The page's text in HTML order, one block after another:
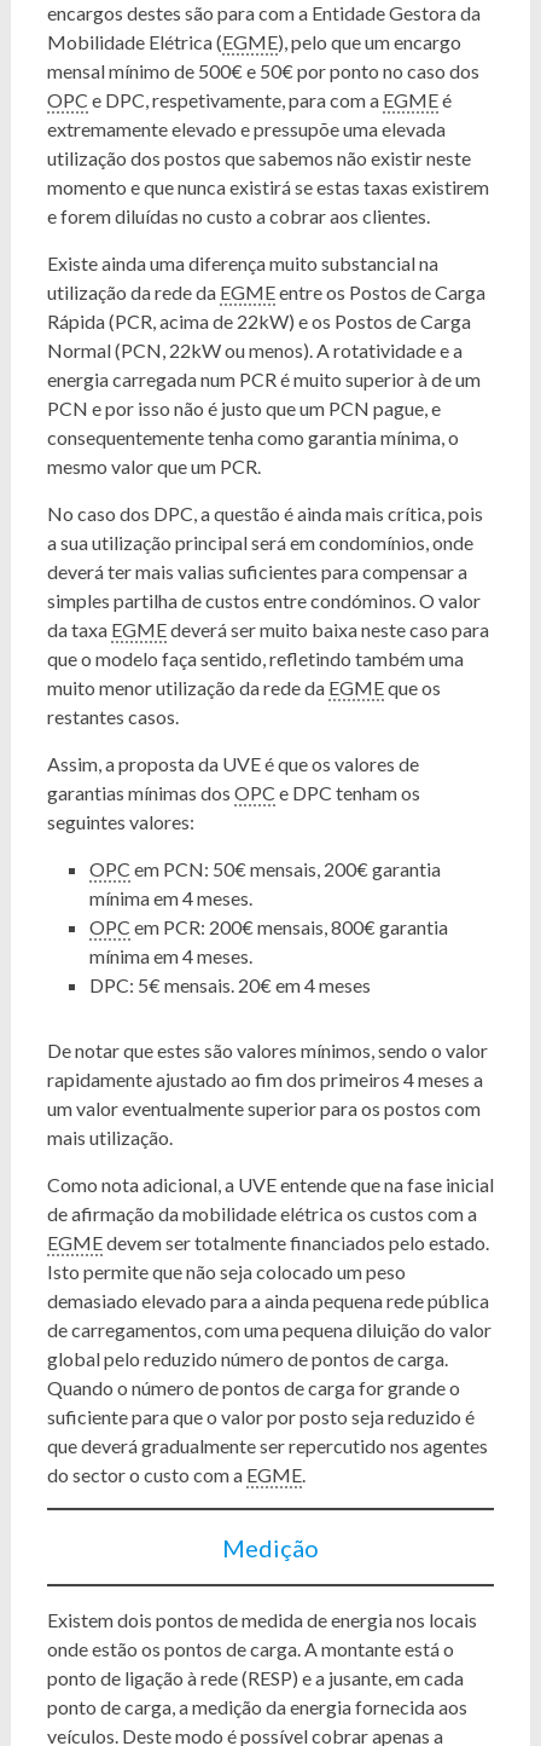
encargos destes são para com a Entidade Gestora da
Mobilidade Elétrica (EGME), pelo que um encargo
mensal mínimo de 500€ e 50€ por ponto no caso dos
OPC e DPC, respetivamente, para com a EGMEé
extremamente elevado e pressupõe uma elevada
utilização dos postos que sabemos não existir neste
momento e que nunca existirá se estas taxas existirem
e forem diluídas no custo a cobrar aos clientes.
Existe ainda uma diferença muito substancial na
utilização da rede da EGMEentre os Postos de Carga
Rápida (PCR, acima de 22kW) e os Postos de Carga
Normal (PCN, 22kW ou menos). A rotatividade e a
energia carregada num PCR é muito superior à de um
PCN e por isso não é justo que um PCN pague, e
consequentemente tenha como garantia mínima, o
mesmo valor que um PCR.
No caso dos DPC, a questão é ainda mais crítica, pois
a sua utilização principal será em condomínios, onde
deverá ter mais valias suficientes para compensar a
simples partilha de custos entre condóminos. O valor
da taxa EGMEdeverá ser muito baixa neste caso para
que o modelo faça sentido, refletindo também uma
muito menor utilização da rede da EGMEque os
restantes casos.
Assim, a proposta da UVE é que os valores de
garantias mínimas dos OPC e DPC tenham os
seguintes valores:
OPC em PCN: 50€ mensais, 200€ garantia
mínima em 4 meses.
OPC em PCR: 200€ mensais, 800€ garantia
mínima em 4 meses.
DPC: 5€ mensais. 20€ em 4 meses
De notar que estes são valores mínimos, sendo o valor
rapidamente ajustado ao fim dos primeiros 4 meses a
um valor eventualmente superior para os postos com
mais utilização.
Como nota adicional, a UVE entende que na fase inicial
de afirmação da mobilidade elétrica os custos com a
EGMEdevem ser totalmente financiados pelo estado.
Isto permite que não seja colocado um peso
demasiado elevado para a ainda pequena rede pública
de carregamentos, com uma pequena diluição do valor
global pelo reduzido número de pontos de carga.
Quando o número de pontos de carga for grande o
suficiente para que o valor por posto seja reduzido é
que deverá gradualmente ser repercutido nos agentes
do sector o custo com a EGME.
Medição
Existem dois pontos de medida de energia nos locais
onde estão os pontos de carga. A montante está o
ponto de ligação à rede (RESP) e a jusante, em cada
ponto de carga, a medição da energia fornecida aos
veículos. Deste modo é possível cobrar apenas a